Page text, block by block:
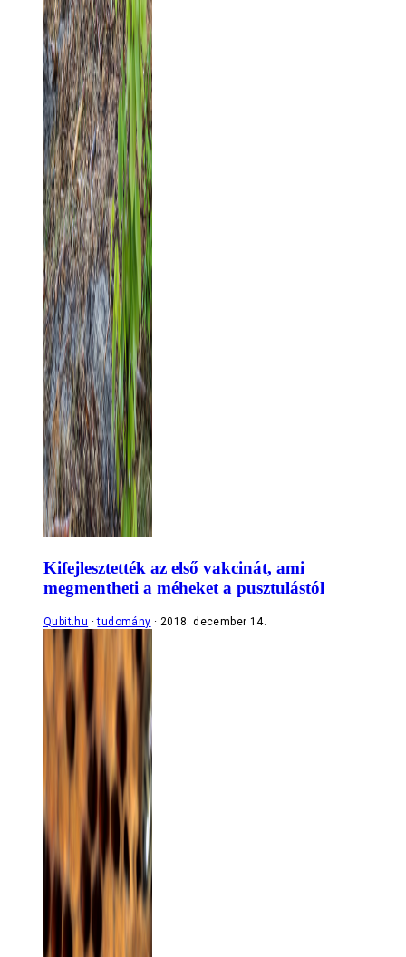
Kifejlesztették az első vakcinát, ami
megmentheti a méheket a pusztulástól
Qubit.hu tudomány 2018. december 14.